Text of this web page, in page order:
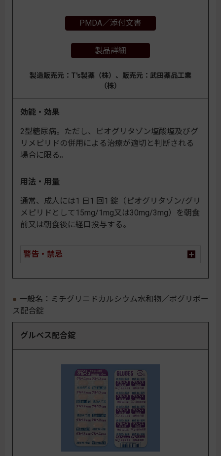
PMDA／添付文書
製品詳細
製造販売元：T's製薬（株）、販売元：武田薬品工業
（株）
効能・効果
2型糖尿病。ただし、ピオグリタゾン塩酸塩及びグ
リメピリドの併用による治療が適切と判断される
場合に限る。
用法・用量
通常、成人には1 日1 回1 錠（ピオグリタゾン/グリ
メピリドとして15mg/1mg又は30mg/3mg）を朝食
前又は朝食後に経口投与する。
警告・禁忌
一般名：ミチグリニドカルシウム水和物／ボグリボー
ス配合錠
グルベス配合錠